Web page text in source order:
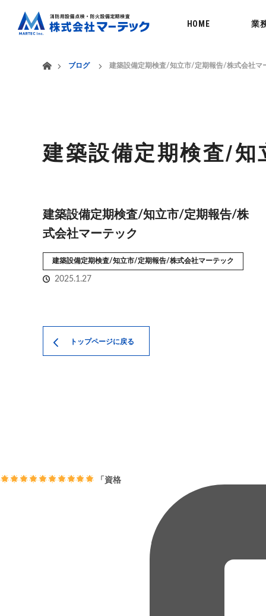
HOME 業
ブログ
建築設備定期検査/知立市/定期報告/株式会社マ
建築設備定期検査/
建築設備定期検査/知立市/定期報告/株
式会社マーテック
建築設備定期検査/知立市/定期報告/株式会社マーテック
2025.1.27
トップページに戻る
「資格